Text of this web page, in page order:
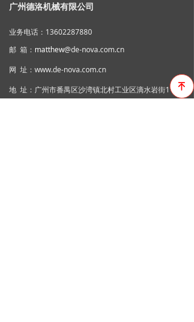
广州德洛机械有限公司
业务电话：13602287880
邮 箱： matthew@de-nova.com.cn
网 址：www.de-nova.com.cn
地 址：广州市番禺区沙湾镇北村工业区滴水岩街11号녠